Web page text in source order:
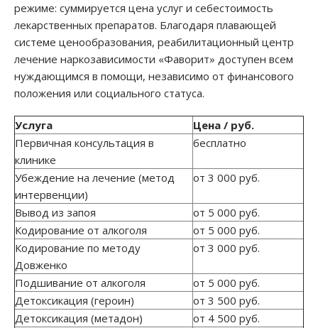
режиме: суммируется цена услуг и себестоимость
лекарственных препаратов. Благодаря плавающей
системе ценообразования, реабилитационный центр
лечение наркозависимости «Фаворит» доступен всем
нуждающимся в помощи, независимо от финансового
положения или социального статуса.
Услуга
Цена / руб.
Первичная консультация в
клинике
бесплатно
Убеждение на лечение (метод
интервенции)
от 3 000 руб.
Вывод из запоя
от 5 000 руб.
Кодирование от алкоголя
от 5 000 руб.
Кодирование по методу
Довженко
от 3 000 руб.
Подшивание от алкоголя
от 5 000 руб.
Детоксикация (героин)
от 3 500 руб.
Детоксикация (метадон)
от 4 500 руб.